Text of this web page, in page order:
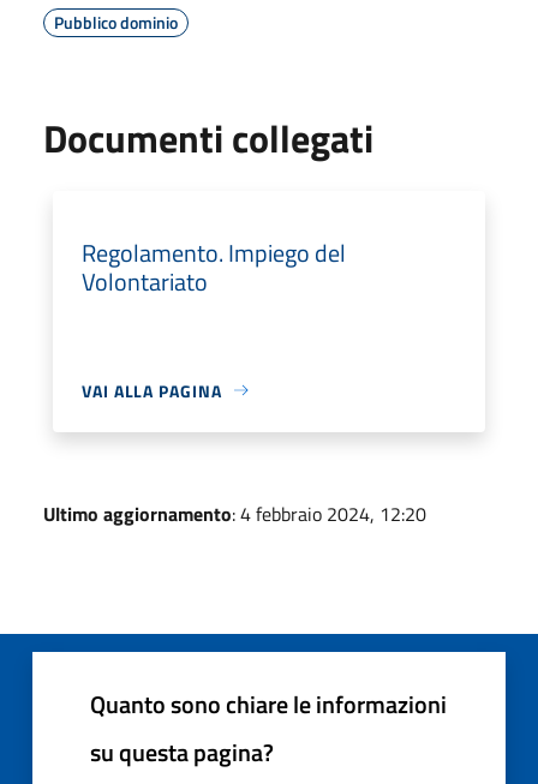
Pubblico dominio
Documenti collegati
Regolamento. Impiego del
Volontariato
VAI ALLA PAGINA
Ultimo aggiornamento: 4 febbraio 2024, 12:20
Quanto sono chiare le informazioni
su questa pagina?